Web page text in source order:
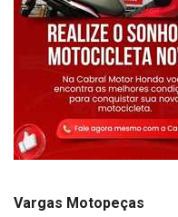
Vargas Motopeças